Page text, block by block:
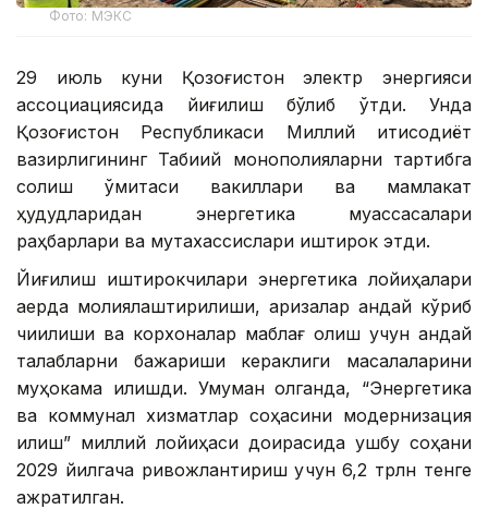
Фото: МЭКС
29 июль куни Қозоғистон электр энергияси
ассоциациясида йиғилиш бўлиб ўтди. Унда
Қозоғистон Республикаси Миллий иқтисодиёт
вазирлигининг Табиий монополияларни тартибга
солиш қўмитаси вакиллари ва мамлакат
ҳудудларидан энергетика муассасалари
раҳбарлари ва мутахассислари иштирок этди.
Йиғилиш иштирокчилари энергетика лойиҳалари
қаерда молиялаштирилиши, аризалар қандай кўриб
чиқилиши ва корхоналар маблағ олиш учун қандай
талабларни бажариши кераклиги масалаларини
муҳокама қилишди. Умуман олганда, “Энергетика
ва коммунал хизматлар соҳасини модернизация
қилиш” миллий лойиҳаси доирасида ушбу соҳани
2029 йилгача ривожлантириш учун 6,2 трлн тенге
ажратилган.